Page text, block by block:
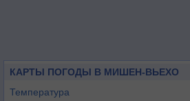
КАРТЫ ПОГОДЫ В МИШЕН-ВЬЕХО
Температура